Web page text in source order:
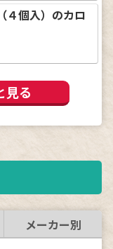
４個入）のカロ
見る
メーカー別